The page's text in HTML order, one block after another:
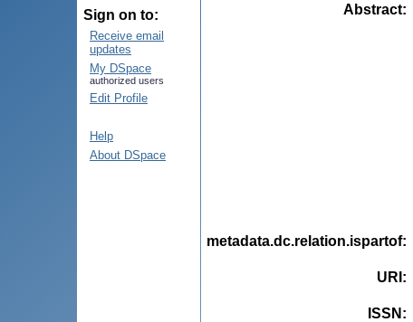
Sign on to:
Receive email
updates
My DSpace
authorized users
Edit Profile
Help
About DSpace
Abstract:
metadata.dc.relation.ispartof:
URI :
ISSN :